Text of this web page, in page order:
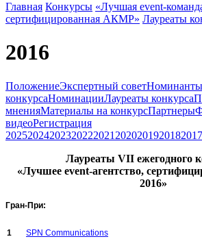
Главная Конкурсы «Лучшая event-
сертифицированная АКМР» Лауреаты
2016
ПоложениеЭкспертный советНоминанты
конкурсаНоминацииЛауреаты конкурса
мненияМатериалы на конкурсПартнеры
видеоРегистрация
20252024202320222021 2020201920182017
Лауреаты VII ежегодного
«Лучшее event-агентство,
2016»
Гран-При:
1 SPN Communications